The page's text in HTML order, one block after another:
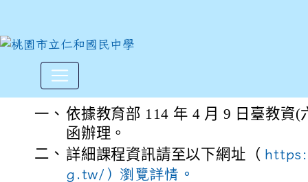
財團法人國家實驗研究院辦
一、 依據教育部 114 年 4 月 9 日臺教資(
函辦理。
二、 詳細課程資訊請至以下網址（
g.tw/）瀏覽詳情。